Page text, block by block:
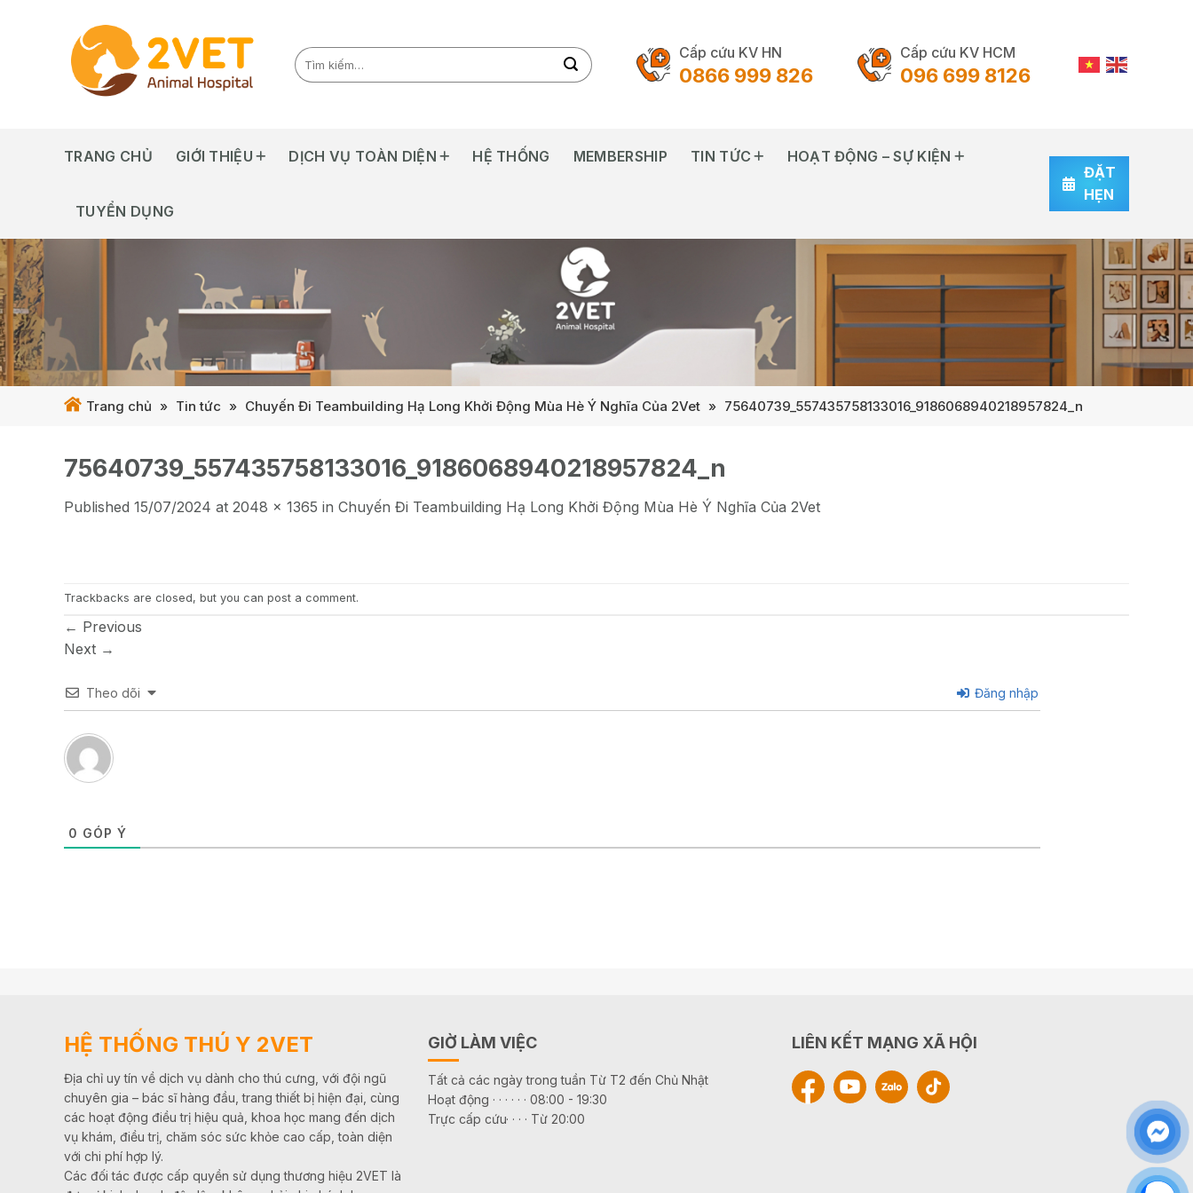
Cấp cứu KV HN
0866 999 826
Cấp cứu KV HCM
096 699 8126
TRANG CHỦ GIỚI THIỆU DỊCH VỤ TOÀN DIỆN HỆ THỐNG MEMBERSHIP TIN TỨC HOẠT ĐỘNG – SỰ KIỆN
TUYỂN DỤNG
ĐẶT
HẸN
Trang chủ » Tin tức » Chuyến Đi Teambuilding Hạ Long Khởi Động Mùa Hè Ý Nghĩa Của 2Vet » 75640739_557435758133016_9186068940218957824_n
75640739_557435758133016_9186068940218957824_n
Published 15/07/2024 at 2048 × 1365 in Chuyến Đi Teambuilding Hạ Long Khởi Động Mùa Hè Ý Nghĩa Của 2Vet
Trackbacks are closed, but you can post a comment.
← Previous
Next →
Theo dõi Đăng nhập
0 GÓP Ý
HỆ THỐNG THÚ Y 2VET
Địa chỉ uy tín về dịch vụ dành cho thú cưng, với đội ngũ
chuyên gia – bác sĩ hàng đầu, trang thiết bị hiện đại, cùng
các hoạt động điều trị hiệu quả, khoa học mang đến dịch
vụ khám, điều trị, chăm sóc sức khỏe cao cấp, toàn diện
với chi phí hợp lý.
Các đối tác được cấp quyền sử dụng thương hiệu 2VET là
GIỜ LÀM VIỆC
Tất cả các ngày trong tuần Từ T2 đến Chủ Nhật
Hoạt động · · · · · · 08:00 - 19:30
Trực cấp cứu· · · · Từ 20:00
LIÊN KẾT MẠNG XÃ HỘI